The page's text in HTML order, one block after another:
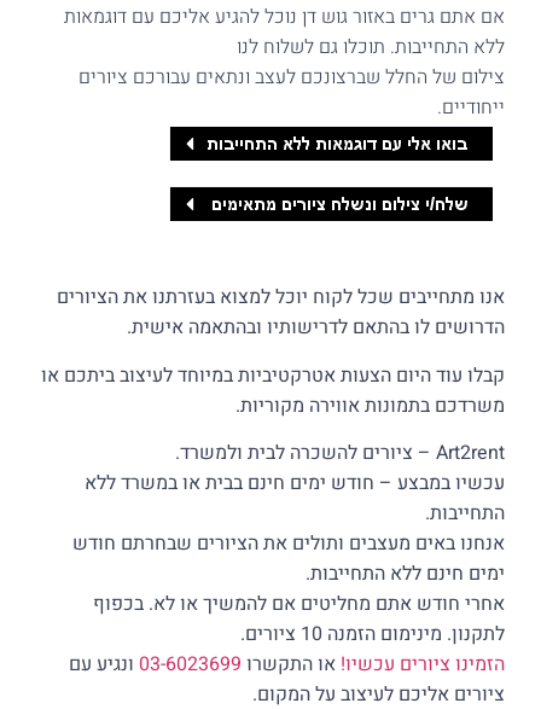
אם אתם גרים באזור גוש דן נוכל להגיע אליכם עם דוגמאות
ללא התחייבות. תוכלו גם לשלוח לנו
צילום של החלל שברצונכם לעצב ונתאים עבורכם ציורים
ייחודיים.
אנו מתחייבים שכל לקוח יוכל למצוא בעזרתנו את הציורים
הדרושים לו בהתאם לדרישותיו ובהתאמה אישית.
קבלו עוד היום הצעות אטרקטיביות במיוחד לעיצוב ביתכם או
משרדכם בתמונות אווירה מקוריות.
Art2rent – ציורים להשכרה לבית ולמשרד.
עכשיו במבצע – חודש ימים חינם בבית או במשרד ללא
התחייבות.
אנחנו באים מעצבים ותולים את הציורים שבחרתם חודש
ימים חינם ללא התחייבות.
אחרי חודש אתם מחליטים אם להמשיך או לא. בכפוף
לתקנון. מינימום הזמנה 10 ציורים.
הזמינו ציורים עכשיו! או התקשרו 03-6023699 ונגיע עם
ציורים אליכם לעיצוב על המקום.